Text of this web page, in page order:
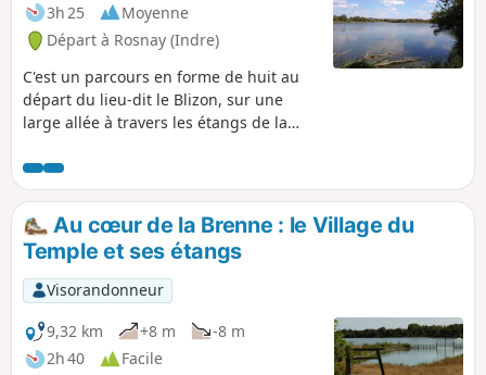
3h 25
Moyenne
Départ à Rosnay (Indre)
C'est un parcours en forme de huit au
départ du lieu-dit le Blizon, sur une
large allée à travers les étangs de la
partie ombragée et ponctuée de points
d'observation.
Au cœur de la Brenne : le Village du
Temple et ses étangs
Visorandonneur
9,32 km
+8 m
-8 m
2h 40
Facile